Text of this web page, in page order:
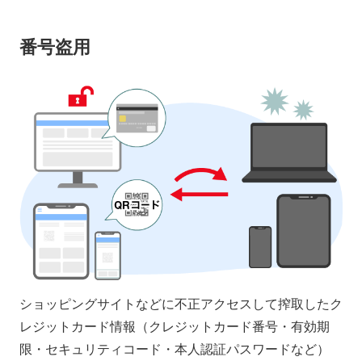
番号盗用
ショッピングサイトなどに不正アクセスして搾取したク
レジットカード情報（クレジットカード番号・有効期
限・セキュリティコード・本人認証パスワードなど）